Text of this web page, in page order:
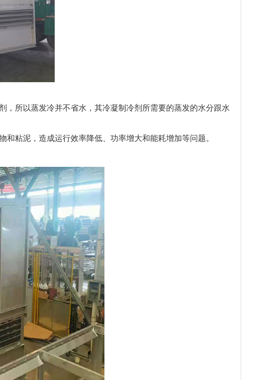
，所以蒸发冷并不省水，其冷凝制冷剂所需要的蒸发的水分跟水
粘泥，造成运行效率降低、功率增大和能耗增加等问题。